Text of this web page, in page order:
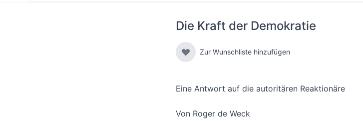
Die Kraft der Demokratie
Zur Wunschliste hinzufügen
Eine Antwort auf die autoritären Reaktionäre
Von Roger de Weck